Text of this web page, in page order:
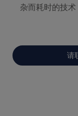
杂而耗时的技
请